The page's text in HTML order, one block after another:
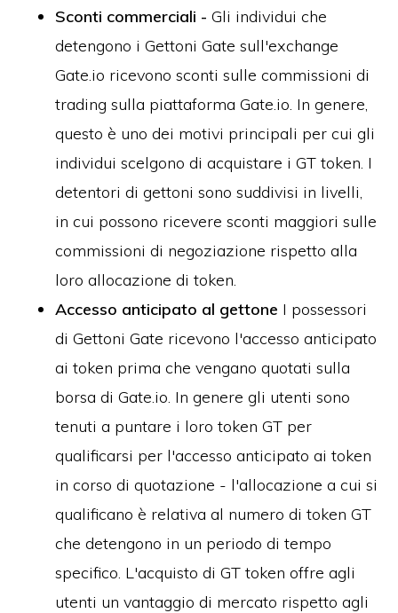
Sconti commerciali -Gli individui che
detengono i Gettoni Gate sull'exchange
Gate.io ricevono sconti sulle commissioni di
trading sulla piattaforma Gate.io. In genere,
questo è uno dei motivi principali per cui gli
individui scelgono di acquistare i GT token. I
detentori di gettoni sono suddivisi in livelli,
in cui possono ricevere sconti maggiori sulle
commissioni di negoziazione rispetto alla
loro allocazione di token.
Accesso anticipato al gettone I possessori
di Gettoni Gate ricevono l'accesso anticipato
ai token prima che vengano quotati sulla
borsa di Gate.io. In genere gli utenti sono
tenuti a puntare i loro token GT per
qualificarsi per l'accesso anticipato ai token
in corso di quotazione - l'allocazione a cui si
qualificano è relativa al numero di token GT
che detengono in un periodo di tempo
specifico. L'acquisto di GT token offre agli
utenti un vantaggio di mercato rispetto agli